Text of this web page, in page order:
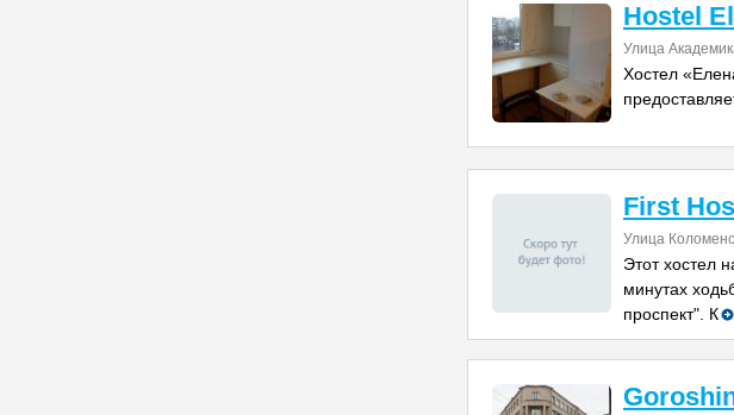
Hostel
Улица
Хостел
First
Улица
Этот хостел
минутах
проспект". К